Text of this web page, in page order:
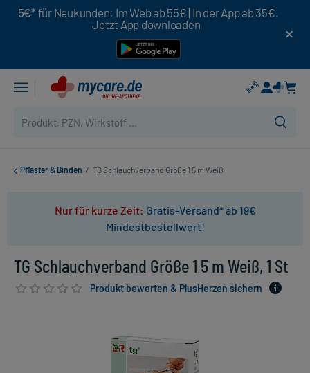
5€* für Neukunden: Im Web ab 55€ | In der App ab 35€.
Jetzt App downloaden
Pflaster & Binden / TG Schlauchverband Größe 1 5 m Weiß
Nur für kurze Zeit: Gratis-Versand* ab 19€
Mindestbestellwert!
TG Schlauchverband Größe 1 5 m Weiß, 1 St
Produkt bewerten & PlusHerzen sichern